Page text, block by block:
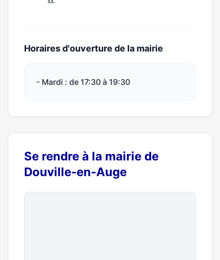
Horaires d'ouverture de la mairie
- Mardi : de 17:30 à 19:30
Se rendre à la mairie de
Douville-en-Auge